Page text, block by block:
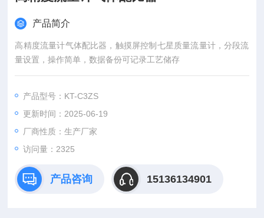
产品简介
高精度流量计气体配比器，触摸屏控制七星质量流量计，分段流
量设置，操作简单，数据备份可记录工艺储存
产品型号：KT-C3ZS
更新时间：2025-06-19
厂商性质：生产厂家
访问量：2325
产品咨询 15136134901